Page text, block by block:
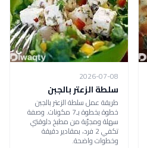
2026-07-08
سلطة الزعتر بالجبن
طريقة عمل سلطة الزعتر بالجبن
خطوة بخطوة بـ7 مكونات. وصفة
سهلة ومجرّبة من مطبخ دلوقتي
تكفي 2 فرد، بمقادير دقيقة
وخطوات واضحة.